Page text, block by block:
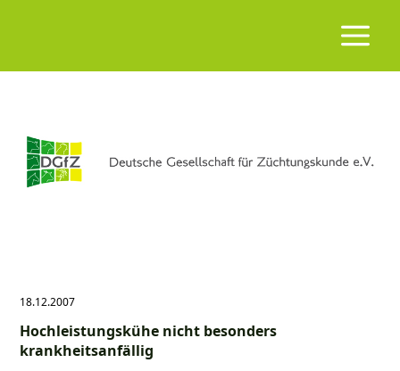
18.12.2007
Hochleistungskühe nicht besonders
krankheitsanfällig